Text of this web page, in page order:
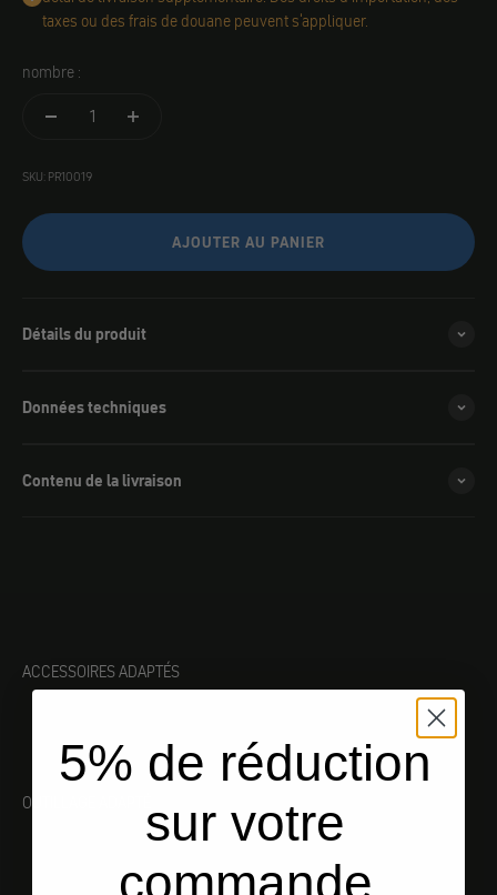
taxes ou des frais de douane peuvent s'appliquer.
nombre :
SKU: PR10019
AJOUTER AU PANIER
Détails du produit
Données techniques
Contenu de la livraison
ACCESSOIRES ADAPTÉS
OUTILLAGE ADAPTÉ
5% de réduction
sur votre
commande